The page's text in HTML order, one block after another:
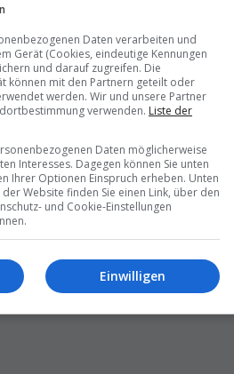
getting moreexpensive
17.03.2026 – 13:37
Daten verarbeiten und
Gerät (Cookies, eindeutige Kennungen
und darauf zugreifen. Die
können mit den Partnern geteilt oder
werden. Wir und unsere Partner
verwenden. Liste der
Daten möglicherweise
Interesses. Dagegen können Sie unten
Ihrer Optionen Einspruch erheben. Unten
Website finden Sie einen Link, über den
und Cookie-Einstellungen
Einwilligen